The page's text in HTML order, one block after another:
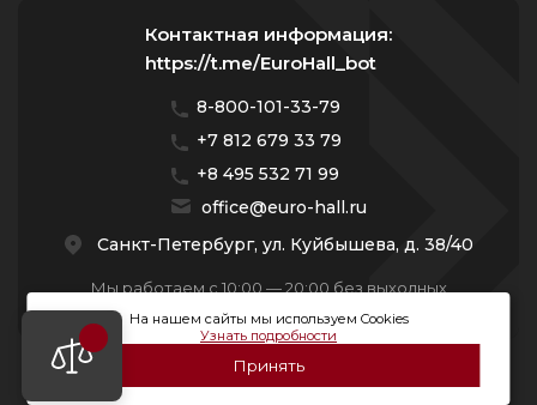
Контактная информация:
https://t.me/EuroHall_bot
8-800-101-33-79
+7 812 679 33 79
+8 495 532 71 99
office@euro-hall.ru
Санкт-Петербург, ул. Куйбышева, д. 38/40
Мы работаем с 10:00 — 20:00 без выходных
© 2026 Премиум Групп. Все права защищены.
На нашем сайты мы используем Cookies
Узнать подробности
Принять